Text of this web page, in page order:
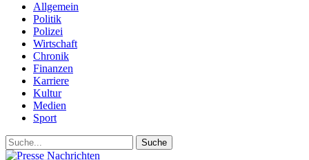
Allgemein
Politik
Polizei
Wirtschaft
Chronik
Finanzen
Karriere
Kultur
Medien
Sport